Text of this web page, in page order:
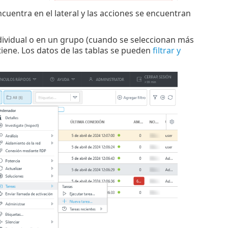
en el lateral y las acciones se encuentran
o en un grupo (cuando se seleccionan más
Los datos de las tablas se pueden filtrar y